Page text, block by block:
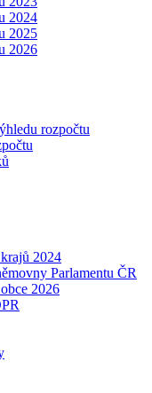
2024
2025
2026
rozpočtu
2024
Parlamentu ČR
2026